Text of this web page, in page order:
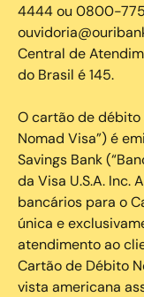
4444 ou 0800-
Central de
do Brasil é 145.
O cartão de débito
Nomad Visa”) é
Savings Bank
da Visa U.S.A. Inc.
bancários para o
única e
atendimento ao
Cartão de Débito
vista americana